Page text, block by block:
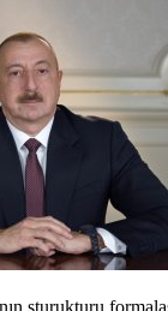
sturukturu